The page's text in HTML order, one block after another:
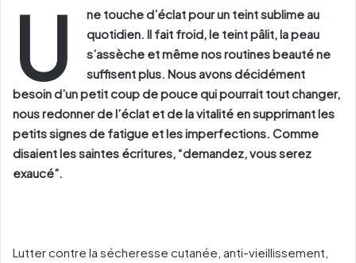
U
ne touche d’éclat pour un teint sublime au
quotidien. Il fait froid, le teint pâlit, la peau
s’assèche et même nos routines beauté ne
suffisent plus. Nous avons décidément
besoin d’un petit coup de pouce qui pourrait tout changer,
nous redonner de l’éclat et de la vitalité en supprimant les
petits signes de fatigue et les imperfections. Comme
disaient les saintes écritures, “demandez, vous serez
exaucé”.
Lutter contre la sécheresse cutanée, anti-vieillissement,